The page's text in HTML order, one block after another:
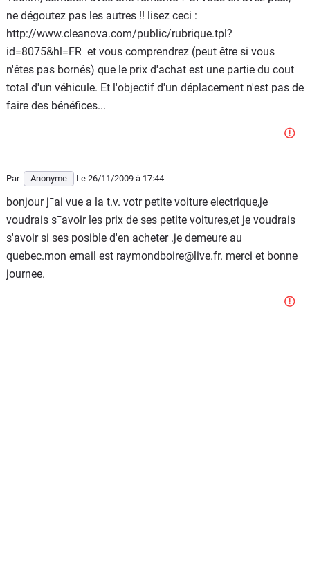
ne dégoutez pas les autres !! lisez ceci :
http://www.cleanova.com/public/rubrique.tpl?
id=8075&hl=FR et vous comprendrez (peut être si vous
n'êtes pas bornés) que le prix d'achat est une partie du cout
total d'un véhicule. Et l'objectif d'un déplacement n'est pas de
faire des bénéfices...
Par Anonyme Le 26/11/2009 à 17:44
bonjour j¯ai vue a la t.v. votr petite voiture electrique,je
voudrais s¯avoir les prix de ses petite voitures,et je voudrais
s'avoir si ses posible d'en acheter .je demeure au
quebec.mon email est raymondboire@live.fr. merci et bonne
journee.